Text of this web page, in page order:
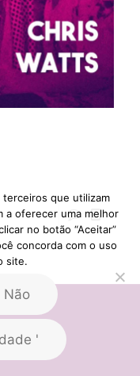
que utilizam
a oferecer uma melhor
no botão “Aceitar”
concorda com o uso
site.
Não
'